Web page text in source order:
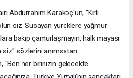
Abdurrahim Karakoç'un, "Kirli
siz. Susayan yüreklere yağmur
bakıp çamurlaşmayın, halk mayası
siz" sözlerini anımsatan
"Ben her birinizin gelecekte